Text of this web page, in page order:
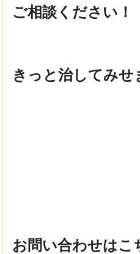
ご相談ください！
きっと治してみせ
お問い合わせはこ